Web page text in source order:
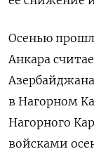
Осенью
Анкара
в Нагорном
Нагорного
войсками